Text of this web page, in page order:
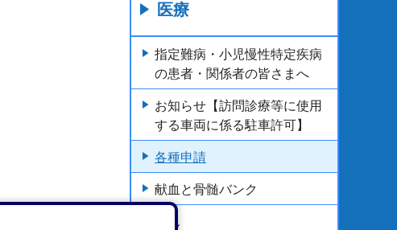
医療
指定難病・小児慢性特定疾病
の患者・関係者の皆さまへ
お知らせ【訪問診療等に使用
する車両に係る駐車許可】
各種申請
献血と骨髄バンク
がん